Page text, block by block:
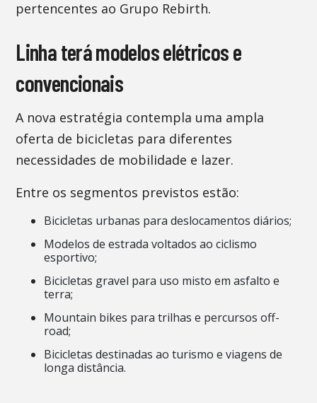
pertencentes ao Grupo Rebirth.
Linha terá modelos elétricos e
convencionais
A nova estratégia contempla uma ampla
oferta de bicicletas para diferentes
necessidades de mobilidade e lazer.
Entre os segmentos previstos estão:
Bicicletas urbanas para deslocamentos diários;
Modelos de estrada voltados ao ciclismo
esportivo;
Bicicletas gravel para uso misto em asfalto e
terra;
Mountain bikes para trilhas e percursos off-
road;
Bicicletas destinadas ao turismo e viagens de
longa distância.